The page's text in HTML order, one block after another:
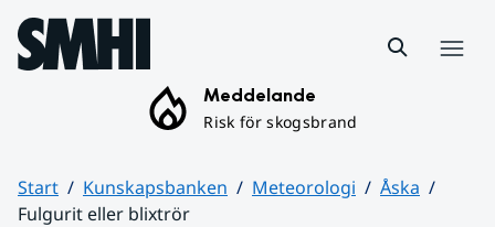
Hoppa till sidans innehåll
Meddelande
Risk för skogsbrand
Start Kunskapsbanken Meteorologi
Åska
Fulgurit eller blixtrör